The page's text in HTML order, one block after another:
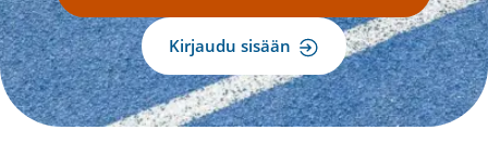
Kirjaudu sisään